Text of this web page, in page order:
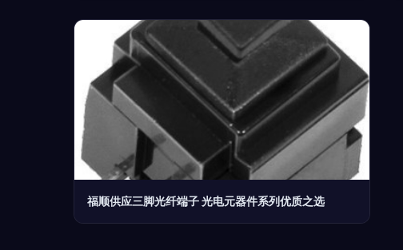
福顺供应三脚光纤端子 光电元器件系列优质之选